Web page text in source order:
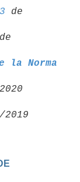
de
la Norma